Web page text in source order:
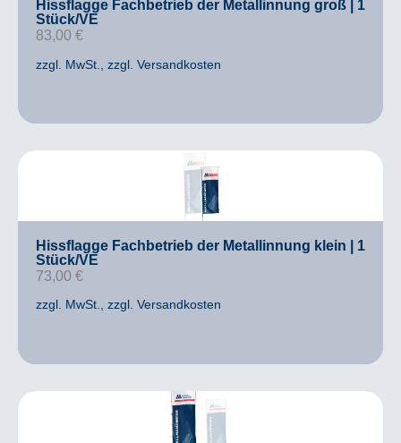
Hissflagge Fachbetrieb der Metallinnung groß | 1
Stück/VE
83,00 €
zzgl. MwSt. , zzgl. Versandkosten
Hissflagge Fachbetrieb der Metallinnung klein | 1
Stück/VE
73,00 €
zzgl. MwSt. , zzgl. Versandkosten